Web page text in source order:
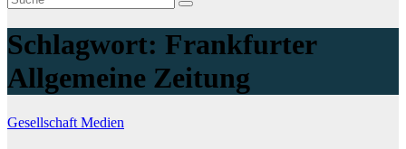
Schlagwort: Frankfurter
Allgemeine Zeitung
Gesellschaft Medien